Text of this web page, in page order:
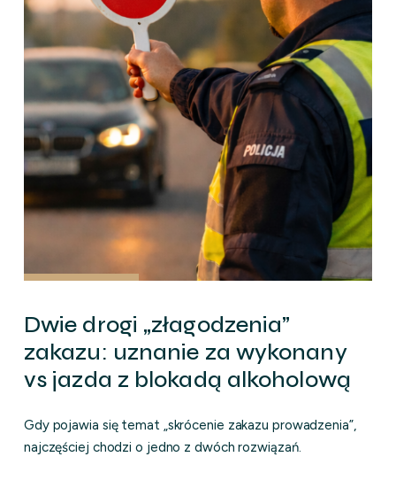
Dwie drogi „złagodzenia”
zakazu: uznanie za wykonany
vs jazda z blokadą alkoholową
Gdy pojawia się temat „skrócenie zakazu prowadzenia”,
najczęściej chodzi o jedno z dwóch rozwiązań.